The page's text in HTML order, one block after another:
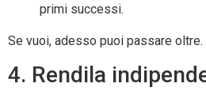
primi successi.
Se vuoi, adesso puoi passare oltre.
4. Rendila